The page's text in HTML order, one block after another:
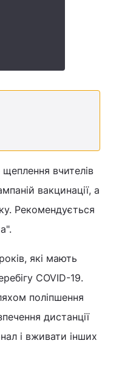
вчителів
вакцинації, а
Рекомендується
які мають
COVID-19.
поліпшення
дистанції
і вживати інших